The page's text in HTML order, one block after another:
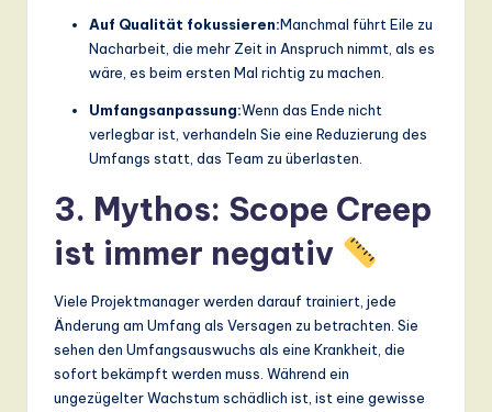
Auf Qualität fokussieren:Manchmal führt Eile zu
Nacharbeit, die mehr Zeit in Anspruch nimmt, als es
wäre, es beim ersten Mal richtig zu machen.
Umfangsanpassung:Wenn das Ende nicht
verlegbar ist, verhandeln Sie eine Reduzierung des
Umfangs statt, das Team zu überlasten.
3. Mythos: Scope Creep
ist immer negativ
Viele Projektmanager werden darauf trainiert, jede
Änderung am Umfang als Versagen zu betrachten. Sie
sehen den Umfangsauswuchs als eine Krankheit, die
sofort bekämpft werden muss. Während ein
ungezügelter Wachstum schädlich ist, ist eine gewisse